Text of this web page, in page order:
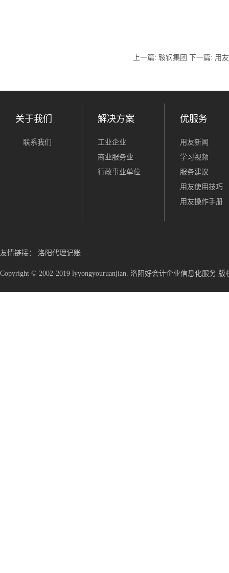
上一篇: 鞍钢集团 下一篇: 用
关于我们
联系我们
解决方案
工业企业
商业服务业
行政事业单位
优服务
用友新闻
学习视频
服务建议
用友使用技巧
用友操作手册
友情链接： 洛阳代理记账
Copyright © 2002-2019 lyyongyouruanjian. 洛阳好会计企业信息化服务 版